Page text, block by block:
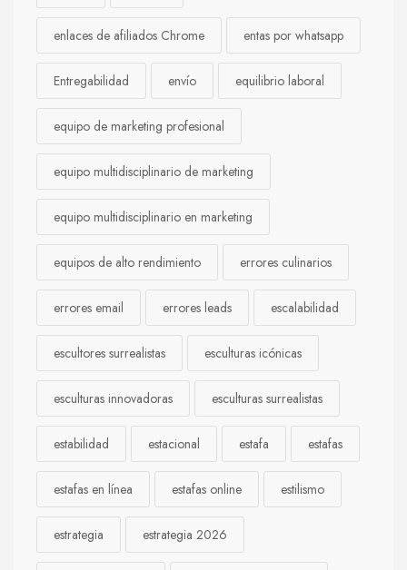
enlaces de afiliados Chrome entas por whatsapp
Entregabilidad envío equilibrio laboral
equipo de marketing profesional
equipo multidisciplinario de marketing
equipo multidisciplinario en marketing
equipos de alto rendimiento errores culinarios
errores email errores leads escalabilidad
escultores surrealistas esculturas icónicas
esculturas innovadoras esculturas surrealistas
estabilidad estacional estafa estafas
estafas en línea estafas online estilismo
estrategia estrategia 2026